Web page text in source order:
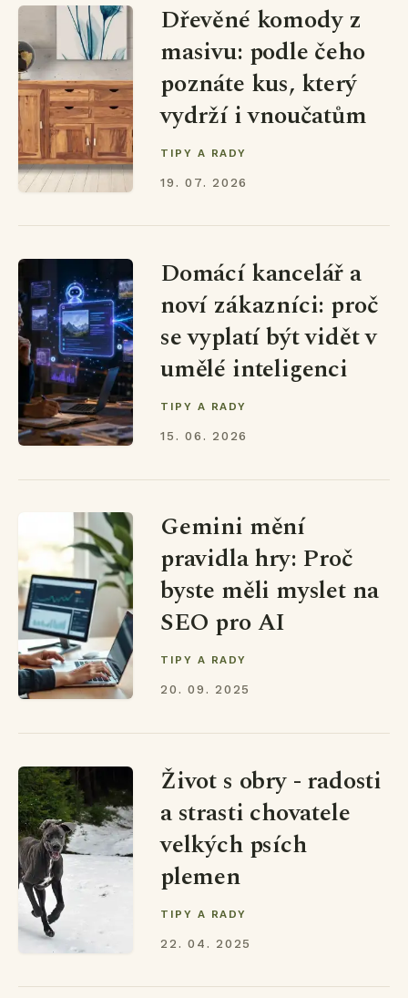
Dřevěné komody z
masivu: podle čeho
poznáte kus, který
vydrží i vnoučatům
TIPY A RADY
19. 07. 2026
Domácí kancelář a
noví zákazníci: proč
se vyplatí být vidět v
umělé inteligenci
TIPY A RADY
15. 06. 2026
Gemini mění
pravidla hry: Proč
byste měli myslet na
SEO pro AI
TIPY A RADY
20. 09. 2025
Život s obry - radosti
a strasti chovatele
velkých psích
plemen
TIPY A RADY
22. 04. 2025